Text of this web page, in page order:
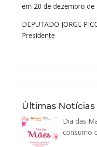
em 20 de dezembro de
DEPUTADO JORGE
Presidente
Últimas Notícias
Dia das
consumo